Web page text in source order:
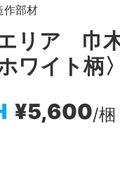
作部材
リア 巾
イト柄〉
¥5,600/梱